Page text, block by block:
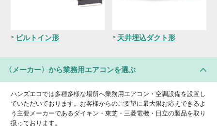
ビルトイン形 天井埋込ダクト形
〈メーカー〉 から業務用エアコンを選ぶ
ハンズエコでは多種多様な場所へ業務用エアコン・空調設備を設置し
ていただいております。お客様からのご要望に最大限お応えできるよ
う主要メーカーであるダイキン・東芝・三菱電機・日立の製品を取り
扱っております。